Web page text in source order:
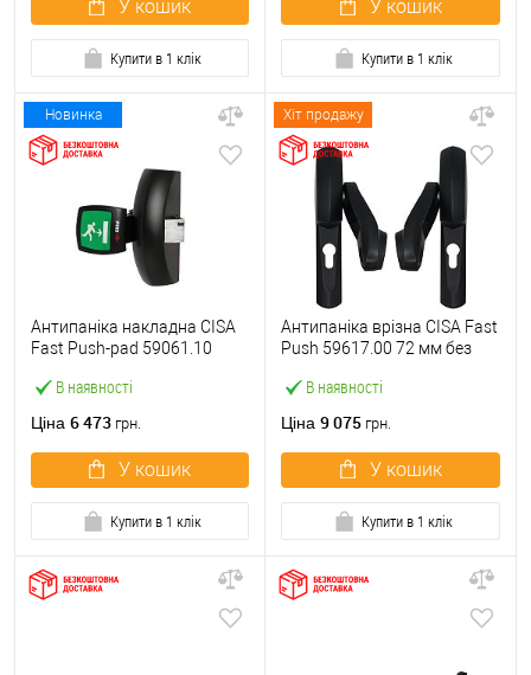
У кошик
Купити в 1 клік
У кошик
Купити в 1 клік
Новинка
В наявності
Антипаніка накладна CISA
Fast Push-pad 59061.10
Ціна 6 473 грн.
У кошик
Купити в 1 клік
Хіт продажу
В наявності
Антипаніка врізна CISA Fast
Push 59617.00 72 мм без
Ціна 9 075 грн.
У кошик
Купити в 1 клік